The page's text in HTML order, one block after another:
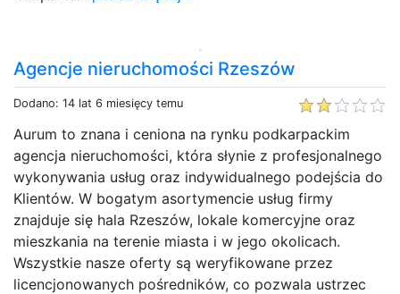
Agencje nieruchomości Rzeszów
Dodano: 14 lat 6 miesięcy temu
Aurum to znana i ceniona na rynku podkarpackim
agencja nieruchomości, która słynie z profesjonalnego
wykonywania usług oraz indywidualnego podejścia do
Klientów. W bogatym asortymencie usług firmy
znajduje się hala Rzeszów, lokale komercyjne oraz
mieszkania na terenie miasta i w jego okolicach.
Wszystkie nasze oferty są weryfikowane przez
licencjonowanych pośredników, co pozwala ustrzec